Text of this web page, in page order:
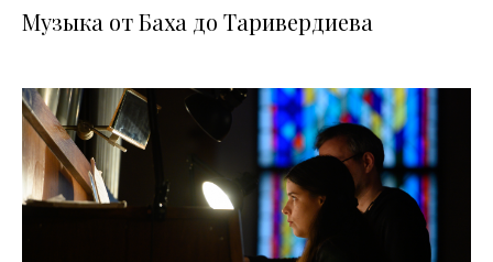
Музыка от Баха до Таривердиева